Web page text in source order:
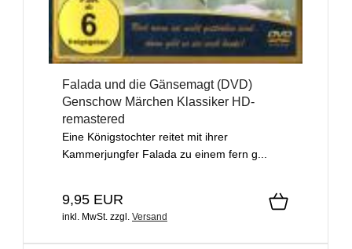
Falada und die Gänsemagt (DVD)
Genschow Märchen Klassiker HD-
remastered
Eine Königstochter reitet mit ihrer
Kammerjungfer Falada zu einem fern g...
9,95 EUR
inkl. MwSt. zzgl. Versand